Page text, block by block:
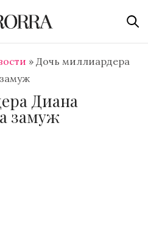
» Дочь миллиардера
Диана
замуж